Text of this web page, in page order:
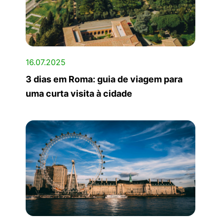
16.07.2025
3 dias em Roma: guia de viagem para
uma curta visita à cidade